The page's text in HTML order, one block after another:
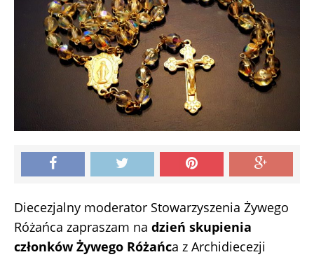
Diecezjalny moderator Stowarzyszenia Żywego
Różańca zapraszam na dzień skupienia
członków Żywego Różańca z Archidiecezji